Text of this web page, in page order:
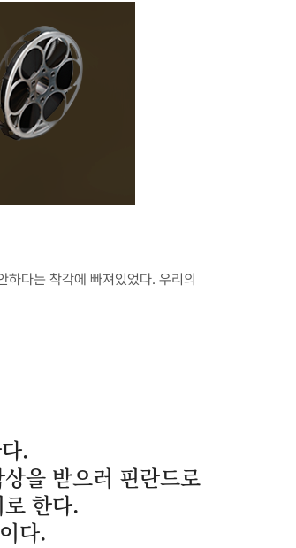
다는 착각에 빠져있었다. 우리의
.
을 받으러 핀란드로
한다.
다.